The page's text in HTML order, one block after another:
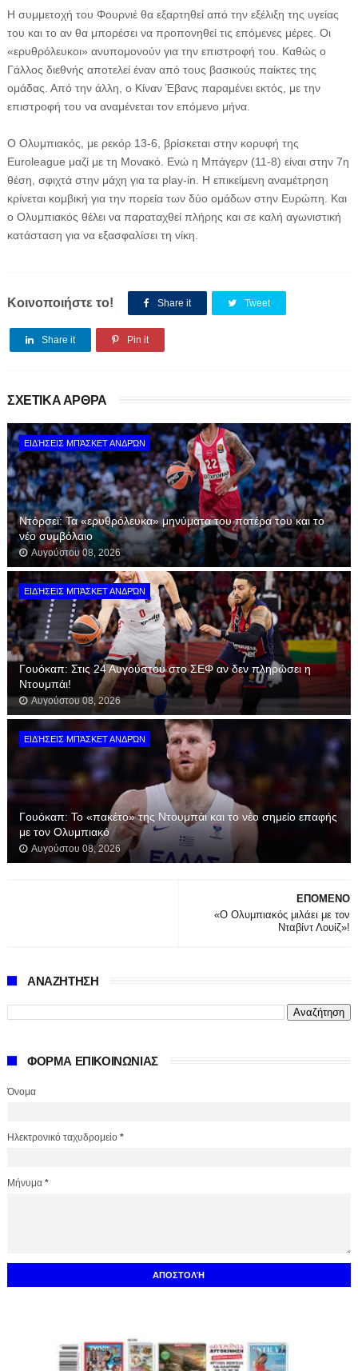
Η συμμετοχή του Φουρνιέ θα εξαρτηθεί από την εξέλιξη της υγείας
του και το αν θα μπορέσει να προπονηθεί τις επόμενες μέρες. Οι
«ερυθρόλευκοι» ανυπομονούν για την επιστροφή του. Καθώς ο
Γάλλος διεθνής αποτελεί έναν από τους βασικούς παίκτες της
ομάδας. Από την άλλη, ο Κίναν Έβανς παραμένει εκτός, με την
επιστροφή του να αναμένεται τον επόμενο μήνα.
Ο Ολυμπιακός, με ρεκόρ 13-6, βρίσκεται στην κορυφή της
Euroleague μαζί με τη Μονακό. Ενώ η Μπάγερν (11-8) είναι στην 7η
θέση, σφιχτά στην μάχη για τα play-in. Η επικείμενη αναμέτρηση
κρίνεται κομβική για την πορεία των δύο ομάδων στην Ευρώπη. Και
ο Ολυμπιακός θέλει να παραταχθεί πλήρης και σε καλή αγωνιστική
κατάσταση για να εξασφαλίσει τη νίκη.
Κοινοποιήστε το! Share it Tweet
Share it Pin it
ΣΧΕΤΙΚΑ ΑΡΘΡΑ
ΕΙΔΉΣΕΙΣ ΜΠΆΣΚΕΤ ΑΝΔΡΏΝ
Ντόρσεϊ: Τα «ερυθρόλευκα» μηνύματα του πατέρα του και το
νέο συμβόλαιο
Αυγούστου 08, 2026
ΕΙΔΉΣΕΙΣ ΜΠΆΣΚΕΤ ΑΝΔΡΏΝ
Γουόκαπ: Στις 24 Αυγούστου στο ΣΕΦ αν δεν πληρώσει η
Ντουμπάι!
Αυγούστου 08, 2026
ΕΙΔΉΣΕΙΣ ΜΠΆΣΚΕΤ ΑΝΔΡΏΝ
Γουόκαπ: Το «πακέτο» της Ντουμπάι και το νέο σημείο επαφής
με τον Ολυμπιακό
Αυγούστου 08, 2026
ΕΠΟΜΕΝΟ
«Ο Ολυμπιακός μιλάει με τον
Νταβίντ Λουίζ»!
ΑΝΑΖΗΤΗΣΗ
ΦΟΡΜΑ ΕΠΙΚΟΙΝΩΝΙΑΣ
Όνομα
Ηλεκτρονικό ταχυδρομείο *
Μήνυμα *